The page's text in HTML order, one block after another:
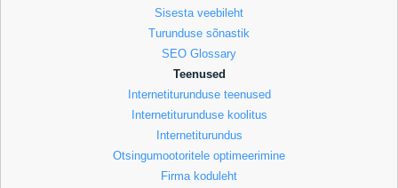
Sisesta veebileht
Turunduse sõnastik
SEO Glossary
Teenused
Internetiturunduse teenused
Internetiturunduse koolitus
Internetiturundus
Otsingumootoritele optimeerimine
Firma koduleht